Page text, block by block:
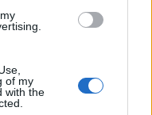
of my
with the
nagyszabású
ami egyrészt érint
miatt,